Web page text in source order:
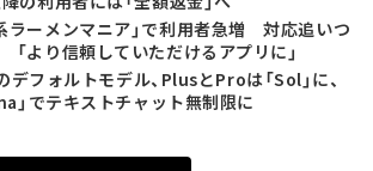
ラーメンマニア」で利用者急増 対応追いつ
より信頼していただけるアプリに」
デフォルトモデル、PlusとProは「Sol」に、
」でテキストチャット無制限に